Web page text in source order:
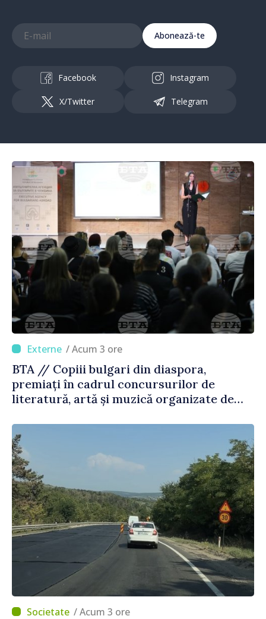
Abonează-te
Facebook Instagram
X/Twitter Telegram
/ Acum 3 ore
BTA // Copiii bulgari din diaspora,
premiați în cadrul concursurilor de
literatură, artă și muzică organizate de
Străinătate
/ Acum 3 ore